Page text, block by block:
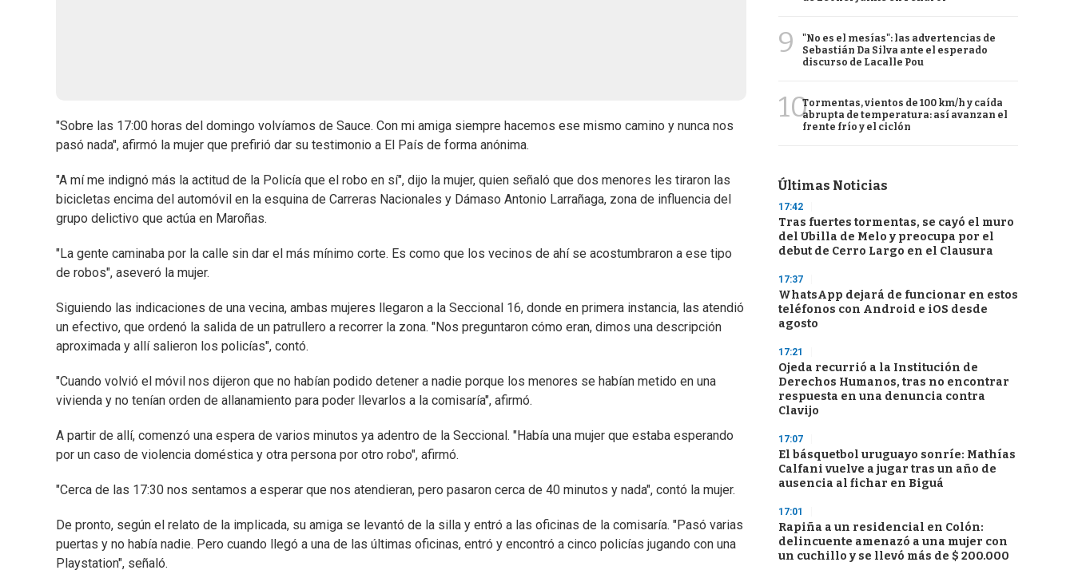
"Sobre las 17:00 horas del domingo volvíamos de Sauce. Con mi amiga siempre hacemos ese mismo camino y nunca nos
pasó nada", afirmó la mujer que prefirió dar su testimonio a El País de forma anónima.
"A mí me indignó más la actitud de la Policía que el robo en sí", dijo la mujer, quien señaló que dos menores les tiraron las
bicicletas encima del automóvil en la esquina de Carreras Nacionales y Dámaso Antonio Larrañaga, zona de influencia del
grupo delictivo que actúa en Maroñas.
"La gente caminaba por la calle sin dar el más mínimo corte. Es como que los vecinos de ahí se acostumbraron a ese tipo
de robos", aseveró la mujer.
Siguiendo las indicaciones de una vecina, ambas mujeres llegaron a la Seccional 16, donde en primera instancia, las atendió
un efectivo, que ordenó la salida de un patrullero a recorrer la zona. "Nos preguntaron cómo eran, dimos una descripción
aproximada y allí salieron los policías", contó.
"Cuando volvió el móvil nos dijeron que no habían podido detener a nadie porque los menores se habían metido en una
vivienda y no tenían orden de allanamiento para poder llevarlos a la comisaría", afirmó.
A partir de allí, comenzó una espera de varios minutos ya adentro de la Seccional. "Había una mujer que estaba esperando
por un caso de violencia doméstica y otra persona por otro robo", afirmó.
"Cerca de las 17:30 nos sentamos a esperar que nos atendieran, pero pasaron cerca de 40 minutos y nada", contó la mujer.
De pronto, según el relato de la implicada, su amiga se levantó de la silla y entró a las oficinas de la comisaría. "Pasó varias
puertas y no había nadie. Pero cuando llegó a una de las últimas oficinas, entró y encontró a cinco policías jugando con una
Playstation", señaló.
9
"No es el mesías": las advertencias de
Sebastián Da Silva ante el esperado
discurso de Lacalle Pou
10Tormentas, vientos de 100 km/h y caída
abrupta de temperatura: así avanzan el
frente frío y el ciclón
Últimas Noticias
17:42
Tras fuertes tormentas, se cayó el muro
del Ubilla de Melo y preocupa por el
debut de Cerro Largo en el Clausura
17:37
WhatsApp dejará de funcionar en estos
teléfonos con Android e iOS desde
agosto
17:21
Ojeda recurrió a la Institución de
Derechos Humanos, tras no encontrar
respuesta en una denuncia contra
Clavijo
17:07
El básquetbol uruguayo sonríe: Mathías
Calfani vuelve a jugar tras un año de
ausencia al fichar en Biguá
17:01
Rapiña a un residencial en Colón:
delincuente amenazó a una mujer con
un cuchillo y se llevó más de $ 200.000